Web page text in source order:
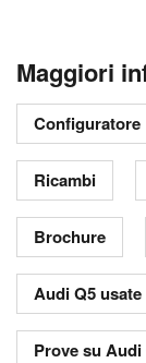
Maggiori
Configuratore
Ricambi
Brochure
Audi Q5 usate
Prove su Audi